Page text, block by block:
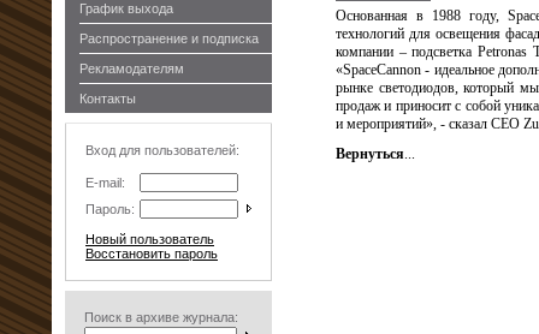
График выхода
Распространение и подписка
Рекламодателям
Контакты
Вход для пользователей:
E-mail:
Пароль:
Новый пользователь
Восстановить пароль
Поиск в архиве журнала:
Основанная в 1988 году,
технологий для освещения
компании – подсветка
«SpaceCannon - идеальное
рынке светодиодов, который
продаж и приносит с собой
и мероприятий», - сказал CEO
Вернуться...